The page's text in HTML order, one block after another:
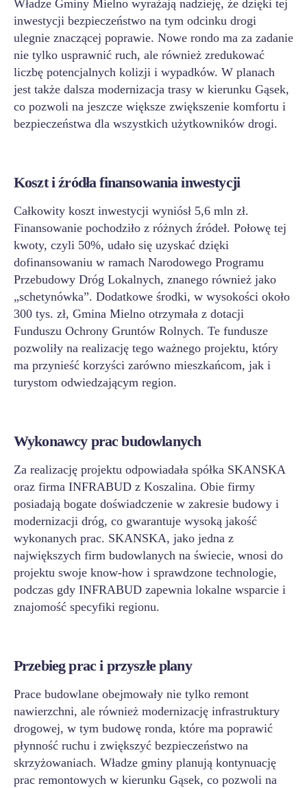
Władze Gminy Mielno wyrażają nadzieję, że dzięki tej
inwestycji bezpieczeństwo na tym odcinku drogi
ulegnie znaczącej poprawie. Nowe rondo ma za zadanie
nie tylko usprawnić ruch, ale również zredukować
liczbę potencjalnych kolizji i wypadków. W planach
jest także dalsza modernizacja trasy w kierunku Gąsek,
co pozwoli na jeszcze większe zwiększenie komfortu i
bezpieczeństwa dla wszystkich użytkowników drogi.
Koszt i źródła finansowania inwestycji
Całkowity koszt inwestycji wyniósł 5,6 mln zł.
Finansowanie pochodziło z różnych źródeł. Połowę tej
kwoty, czyli 50%, udało się uzyskać dzięki
dofinansowaniu w ramach Narodowego Programu
Przebudowy Dróg Lokalnych, znanego również jako
„schetynówka”. Dodatkowe środki, w wysokości około
300 tys. zł, Gmina Mielno otrzymała z dotacji
Funduszu Ochrony Gruntów Rolnych. Te fundusze
pozwoliły na realizację tego ważnego projektu, który
ma przynieść korzyści zarówno mieszkańcom, jak i
turystom odwiedzającym region.
Wykonawcy prac budowlanych
Za realizację projektu odpowiadała spółka SKANSKA
oraz firma INFRABUD z Koszalina. Obie firmy
posiadają bogate doświadczenie w zakresie budowy i
modernizacji dróg, co gwarantuje wysoką jakość
wykonanych prac. SKANSKA, jako jedna z
największych firm budowlanych na świecie, wnosi do
projektu swoje know-how i sprawdzone technologie,
podczas gdy INFRABUD zapewnia lokalne wsparcie i
znajomość specyfiki regionu.
Przebieg prac i przyszłe plany
Prace budowlane obejmowały nie tylko remont
nawierzchni, ale również modernizację infrastruktury
drogowej, w tym budowę ronda, które ma poprawić
płynność ruchu i zwiększyć bezpieczeństwo na
skrzyżowaniach. Władze gminy planują kontynuację
prac remontowych w kierunku Gąsek, co pozwoli na